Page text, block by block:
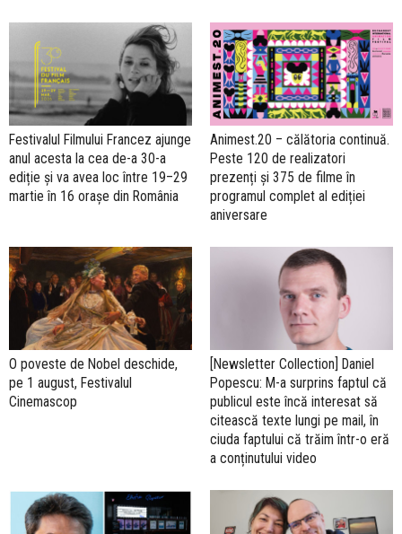
Festivalul Filmului Francez ajunge
anul acesta la cea de-a 30-a
ediție și va avea loc între 19–29
martie în 16 orașe din România
Animest.20 – călătoria continuă.
Peste 120 de realizatori
prezenți și 375 de filme în
programul complet al ediției
aniversare
O poveste de Nobel deschide,
pe 1 august, Festivalul
Cinemascop
[Newsletter Collection] Daniel
Popescu: M-a surprins faptul că
publicul este încă interesat să
citească texte lungi pe mail, în
ciuda faptului că trăim într-o eră
a conținutului video